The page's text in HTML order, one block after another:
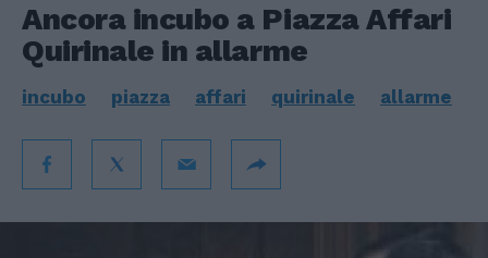
Ancora incubo a Piazza Affari
Quirinale in allarme
incubo piazza affari quirinale allarme